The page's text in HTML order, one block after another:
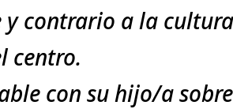
y contrario a la cultura
centro.
con su hijo/a sobre